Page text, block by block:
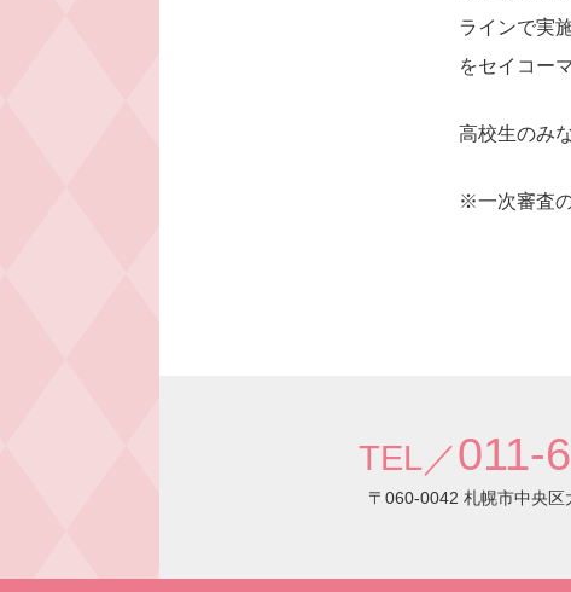
ラインで実
をセイコー
高校生のみ
※一次審査
TEL／011-
〒060-0042 札幌市中央